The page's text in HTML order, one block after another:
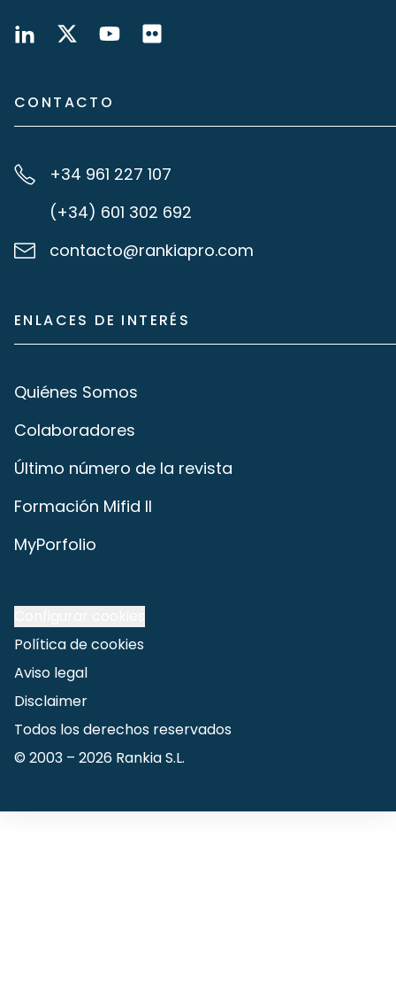
CONTACTO
+34 961 227 107
(+34) 601 302 692
contacto@rankiapro.com
ENLACES DE INTERÉS
Quiénes Somos
Colaboradores
Último número de la revista
Formación Mifid II
MyPorfolio
Política de cookies
Aviso legal
Disclaimer
Todos los derechos reservados
© 2003 – 2026 Rankia S.L.